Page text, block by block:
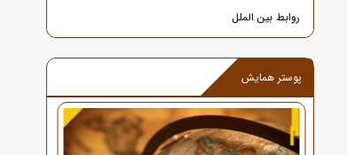
روابط بین الملل
پوستر همایش